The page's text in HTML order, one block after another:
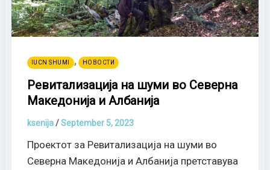
IUCN SHUMI , НОВОСТИ
Ревитализација на шуми во Северна
Македонија и Албанија
ksenija/September 5, 2023
Проектот за Ревитализација на шуми во
Северна Македонија и Албанија претставува